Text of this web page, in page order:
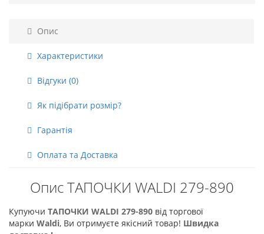
Опис
Характеристики
Відгуки (0)
Як підібрати розмір?
Гарантія
Оплата та Доставка
Опис ТАПОЧКИ WALDI 279-890
Купуючи ТАПОЧКИ WALDI 279-890 від торгової
марки Waldi, Ви отримуєте якісний товар! Швидка